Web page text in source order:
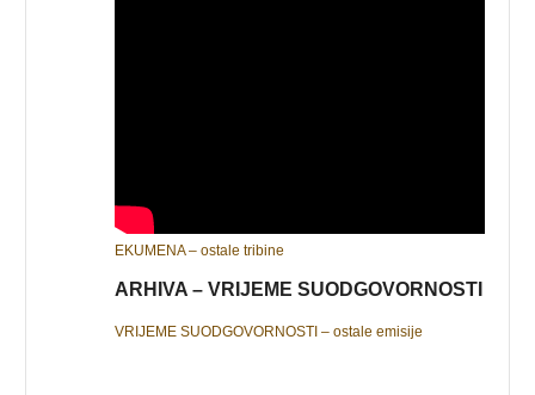
EKUMENA – ostale tribine
ARHIVA – VRIJEME SUODGOVORNOSTI
VRIJEME SUODGOVORNOSTI – ostale emisije